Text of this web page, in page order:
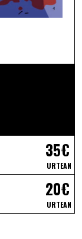
35€
URTEAN
20€
URTEAN